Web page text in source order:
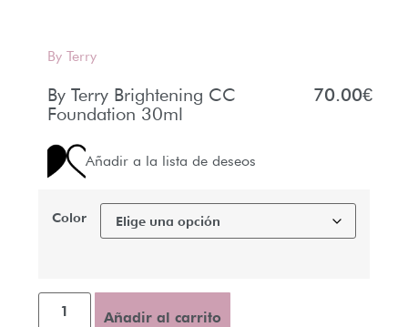
By Terry
By Terry Brightening CC
Foundation 30ml
70.00€
Añadir a la lista de deseos
Color
Añadir al carrito